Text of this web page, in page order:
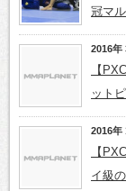
冠マ
2016年
【
ット
2016年
【
イ級